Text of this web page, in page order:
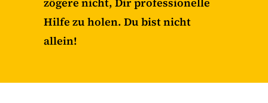
Hilfe zu holen. Du bist nicht
allein!